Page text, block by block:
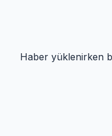
Haber yüklenirken